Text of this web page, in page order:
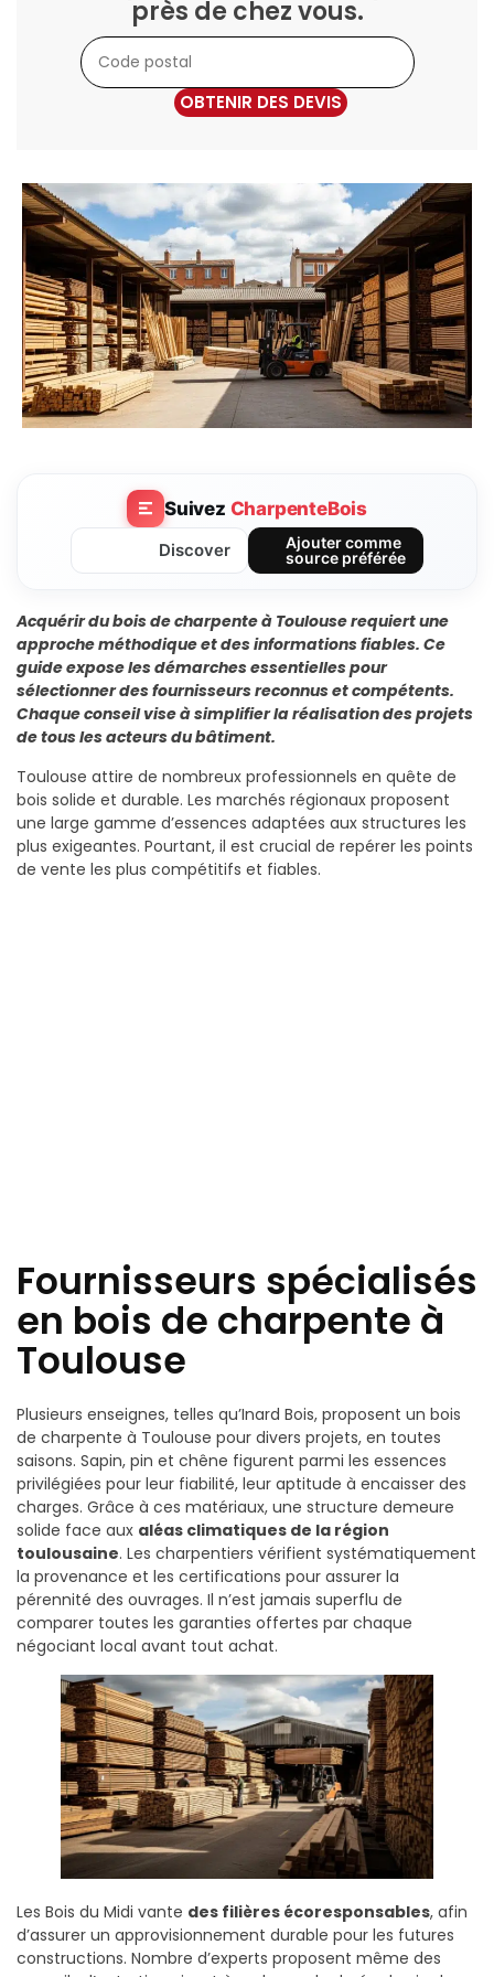
près de chez vous.
OBTENIR DES DEVIS
Suivez CharpenteBois
Discover
Ajouter comme
source préférée
Acquérir du bois de charpente à Toulouse requiert une
approche méthodique et des informations fiables. Ce
guide expose les démarches essentielles pour
sélectionner des fournisseurs reconnus et compétents.
Chaque conseil vise à simplifier la réalisation des projets
de tous les acteurs du bâtiment.
Toulouse attire de nombreux professionnels en quête de
bois solide et durable. Les marchés régionaux proposent
une large gamme d’essences adaptées aux structures les
plus exigeantes. Pourtant, il est crucial de repérer les points
de vente les plus compétitifs et fiables.
Fournisseurs spécialisés
en bois de charpente à
Toulouse
Plusieurs enseignes, telles qu’Inard Bois, proposent un bois
de charpente à Toulouse pour divers projets, en toutes
saisons. Sapin, pin et chêne figurent parmi les essences
privilégiées pour leur fiabilité, leur aptitude à encaisser des
charges. Grâce à ces matériaux, une structure demeure
solide face aux aléas climatiques de la région
toulousaine. Les charpentiers vérifient systématiquement
la provenance et les certifications pour assurer la
pérennité des ouvrages. Il n’est jamais superflu de
comparer toutes les garanties offertes par chaque
négociant local avant tout achat.
Les Bois du Midi vante des filières écoresponsables, afin
d’assurer un approvisionnement durable pour les futures
constructions. Nombre d’experts proposent même des